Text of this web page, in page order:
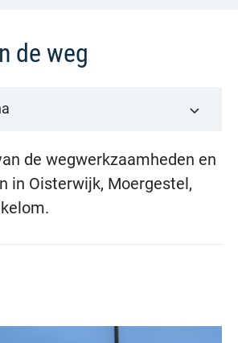
de weg
de wegwerkzaamheden en
in Oisterwijk, Moergestel,